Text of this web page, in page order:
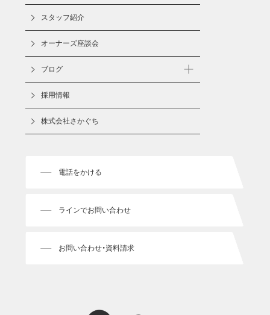
スタッフ紹介
オーナーズ座談会
ブログ
イベント
ブログ
採用情報
株式会社さかぐち
電話をかける
ラインでお問い合わせ
お問い合わせ・資料請求